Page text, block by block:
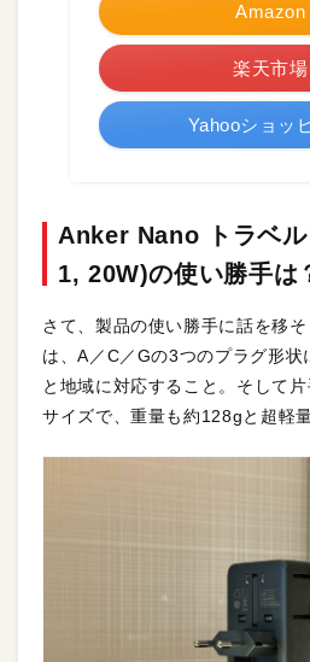
Amazon
楽天市場
Yahooショッ
Anker Nano トラベ
1, 20W)の使い勝手は
さて、製品の使い勝手に話を移
は、A／C／Gの3つのプラグ形状
と地域に対応すること。そして
サイズで、重量も約128gと超軽量